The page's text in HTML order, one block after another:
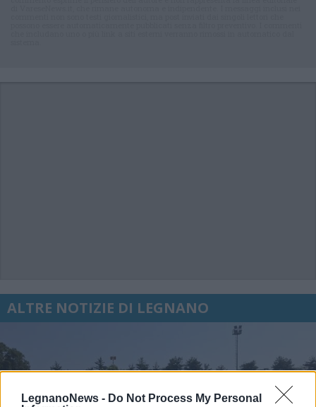
LegnanoNews - Do Not Process My Personal
ALTRE NOTIZIE DI LEGNANO